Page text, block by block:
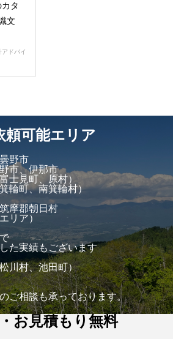
タ
文
ドバイ
頼可能エリア
野市
市、伊那市
士見町、原村）
輪町、南箕輪村）
摩郡朝日村
リア）
た実績もございます
川村、池田町）
ご相談も承っております。
お見積もり無料